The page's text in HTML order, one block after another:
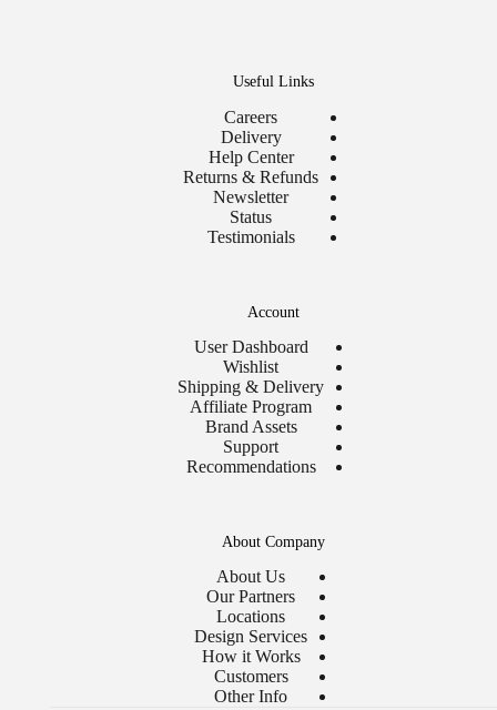
Useful Links
Careers
Delivery
Help Center
Returns & Refunds
Newsletter
Status
Testimonials
Account
User Dashboard
Wishlist
Shipping & Delivery
Affiliate Program
Brand Assets
Support
Recommendations
About Company
About Us
Our Partners
Locations
Design Services
How it Works
Customers
Other Info